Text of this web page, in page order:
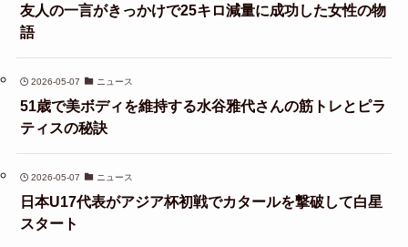
友人の一言がきっかけで25キロ減量に成功した女性の物
語
2026-05-07 ニュース
51歳で美ボディを維持する水谷雅代さんの筋トレとピラ
ティスの秘訣
2026-05-07 ニュース
日本U17代表がアジア杯初戦でカタールを撃破して白星
スタート